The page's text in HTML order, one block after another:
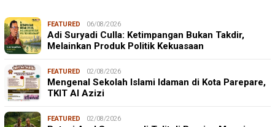
FEATURED 06/08/2026
Adi Suryadi Culla: Ketimpangan Bukan Takdir,
Melainkan Produk Politik Kekuasaan
FEATURED 02/08/2026
Mengenal Sekolah Islami Idaman di Kota Parepare,
TKIT Al Azizi
FEATURED 02/08/2026